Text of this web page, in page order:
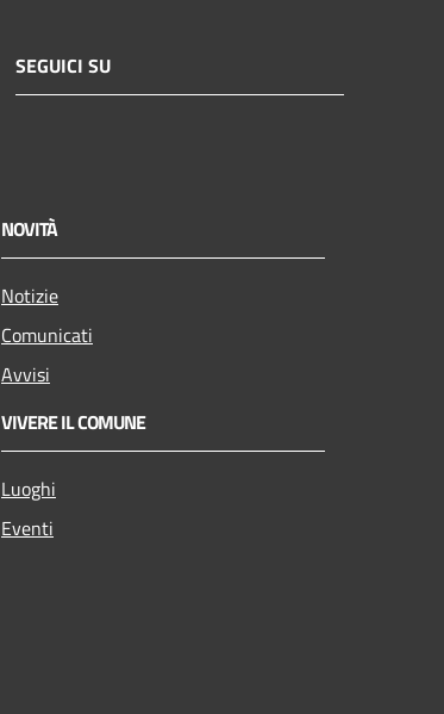
SEGUICI SU
NOVITÀ
Notizie
Comunicati
Avvisi
VIVERE IL COMUNE
Luoghi
Eventi